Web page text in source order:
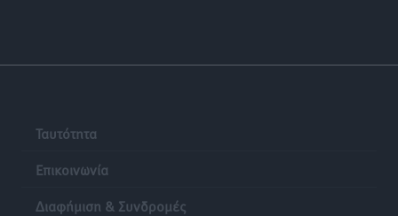
Ταυτότητα
Επικοινωνία
Διαφήμιση & Συνδρομές